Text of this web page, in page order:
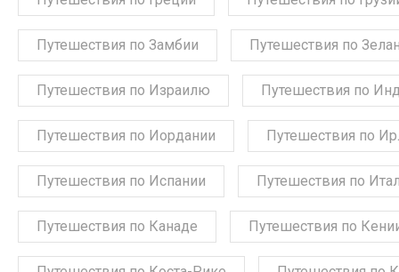
Путешествия по Замбии Путешествия по
Путешествия по Израилю Путешествия по
Путешествия по Иордании Путешествия по
Путешествия по Испании Путешествия по
Путешествия по Канаде Путешествия по